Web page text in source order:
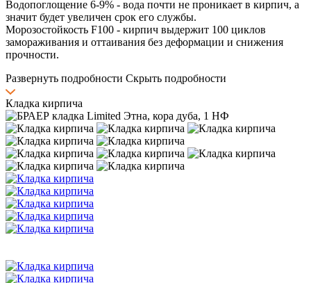
Водопоглощение 6-9% - вода почти не проникает в кирпич, а
значит будет увеличен срок его службы.
Морозостойкость F100 - кирпич выдержит 100 циклов
замораживания и оттаивания без деформации и снижения
прочности.
Развернуть подробности Скрыть подробности
Кладка кирпича